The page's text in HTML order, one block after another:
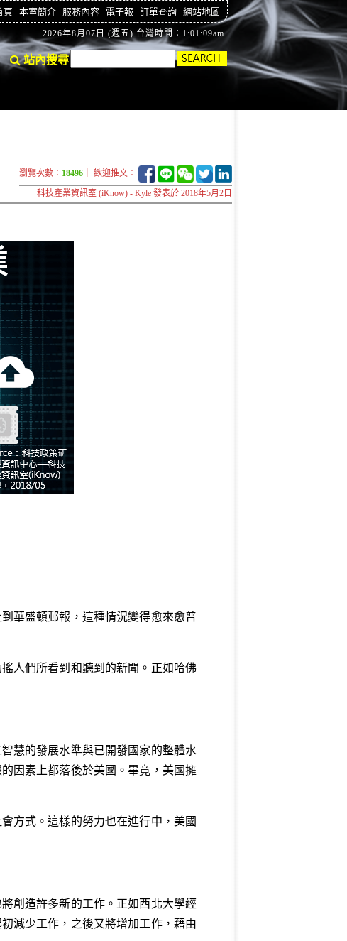
頁 本室簡介 服務內容 電子報 訂單查詢 網站地圖
2026年8月07日 (週五) 台灣時間：1:01:09am
站內搜尋
瀏覽次數： 18496 ｜ 歡迎推文：
科技產業資訊室 (iKnow) - Kyle 發表於 2018年5月2日
華盛頓郵報，這種情況變得愈來愈普
人們所看到和聽到的新聞。正如哈佛
慧的發展水準與已開發國家的整體水
因素上都落後於美國。畢竟，美國擁
方式。這樣的努力也在進行中，美國
創造許多新的工作。正如西北大學經
減少工作，之後又將增加工作，藉由